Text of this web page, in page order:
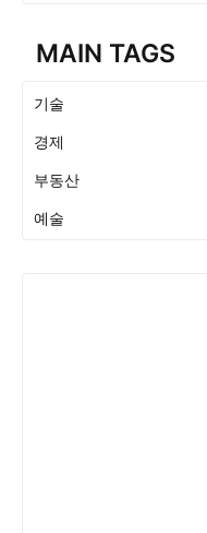
MAIN TAGS
기술
경제
부동산
예술